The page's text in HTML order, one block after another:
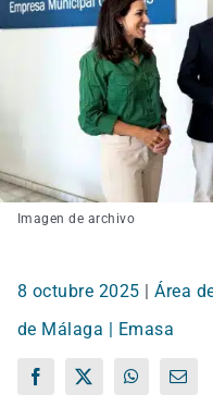
Imagen de archivo
8 octubre 2025 |Área
de Málaga | Emasa
Facebook
X WhatsApp